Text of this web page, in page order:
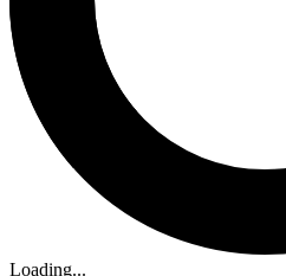
Loading...